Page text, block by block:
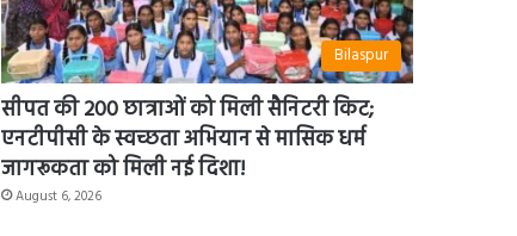
Bilaspur
सीपत की 200 छात्राओं को मिली सैनिटरी किट;
एनटीपीसी के स्वच्छता अभियान से मासिक धर्म
जागरूकता को मिली नई दिशा!
August 6, 2026